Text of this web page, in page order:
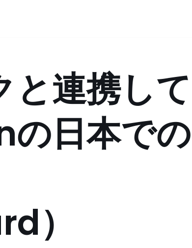
と連携して
日本での
）